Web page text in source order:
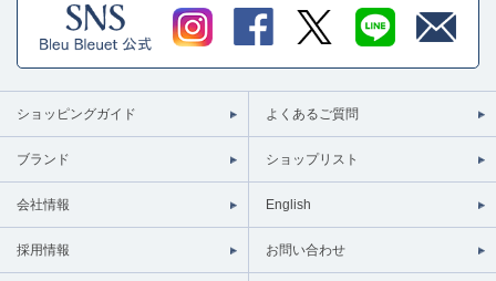
ショッピングガイド よくあるご質問
ブランド ショップリスト
会社情報 English
採用情報 お問い合わせ